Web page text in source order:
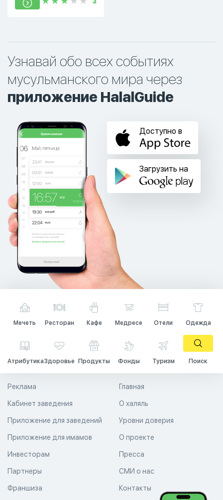
Узнавай обо всех событиях
мусульманского мира через
приложение HalalGuide
Доступно в
Загрузить на
Мечеть Ресторан Кафе Медресе Отели Одежда
АтрибутикаЗдоровье Продукты Фонды Туризм Поиск
Главная
О халяль
Уровни доверия
Реклама
Кабинет заведения
Приложение для заведений
Приложение для имамов О проекте
Пресса
СМИ о нас
Контакты
Инвесторам
Партнеры
Франшиза